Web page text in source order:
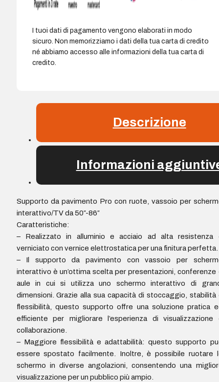
Colore
I tuoi dati di pagamento vengono elaborati in modo
sicuro. Non memorizziamo i dati della tua carta di credito
né abbiamo accesso alle informazioni della tua carta di
credito.
Descrizione
Informazioni
Supporto da pavimento Pro con ruote, vassoio per
interattivo/TV da 50″-86″
Caratteristiche:
– Realizzato in alluminio e acciaio ad alta resistenza
verniciato con vernice elettrostatica per una finitura perfetta.
– Il supporto da pavimento con vassoio per
interattivo è un’ottima scelta per presentazioni, conferenze
aule in cui si utilizza uno schermo interattivo di
dimensioni. Grazie alla sua capacità di stoccaggio, stabilità
flessibilità, questo supporto offre una soluzione pratica
efficiente per migliorare l’esperienza di visualizzazione
collaborazione.
– Maggiore flessibilità e adattabilità: questo supporto
essere spostato facilmente. Inoltre, è possibile ruotare
schermo in diverse angolazioni, consentendo una
visualizzazione per un pubblico più ampio.